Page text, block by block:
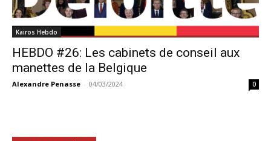
Kairos Hebdo
HEBDO #26: Les cabinets de conseil aux
manettes de la Belgique
Alexandre Penasse - 04/03/2024 0